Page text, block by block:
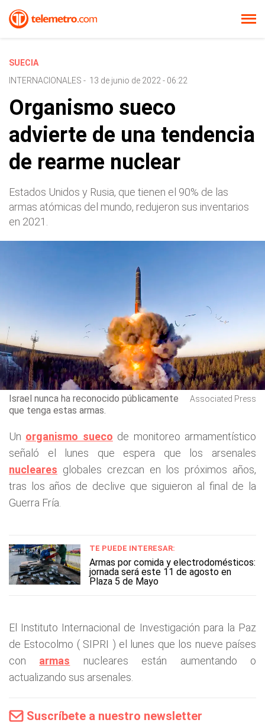
SUECIA
INTERNACIONALES - 13 de junio de 2022 - 06:22
Organismo sueco
advierte de una tendencia
de rearme nuclear
Estados Unidos y Rusia, que tienen el 90% de las
armas atómicas del mundo, redujeron sus inventarios
en 2021.
Israel nunca ha reconocido públicamente
que tenga estas armas.
Associated Press
Un organismo sueco de monitoreo armamentístico
señaló el lunes que espera que los arsenales
nucleares globales crezcan en los próximos años,
tras los años de declive que siguieron al final de la
Guerra Fría.
TE PUEDE INTERESAR:
Armas por comida y electrodomésticos:
jornada será este 11 de agosto en
Plaza 5 de Mayo
El Instituto Internacional de Investigación para la Paz
de Estocolmo ( SIPRI ) el lunes que los nueve países
con armas nucleares están aumentando o
actualizando sus arsenales.
Suscríbete a nuestro newsletter